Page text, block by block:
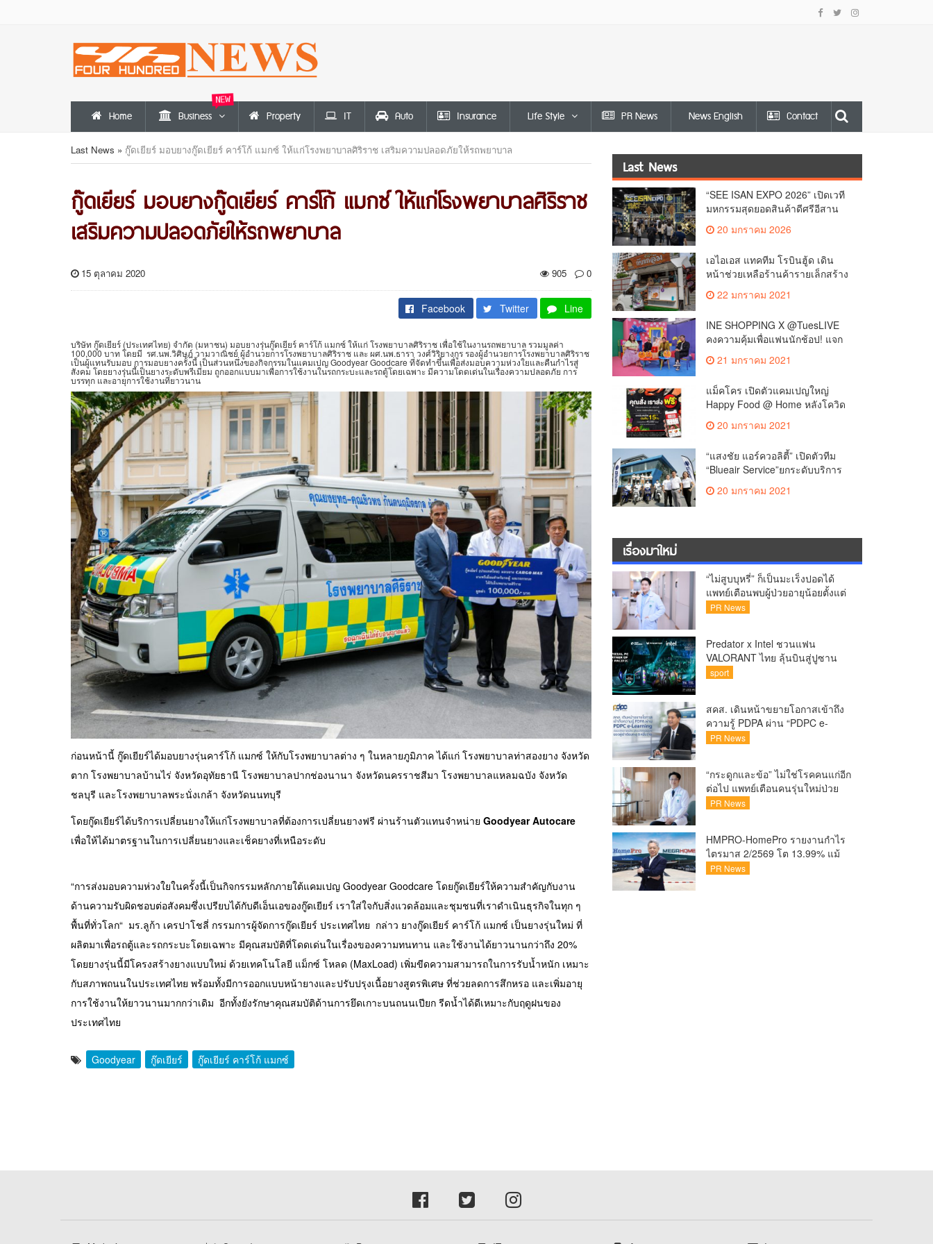
Home Business
NEW
Property IT Auto Insurance Life Style PR News News English Contact
Last News » กู๊ดเยียร์ มอบยางกู๊ดเยียร์ คาร์โก้ แมกซ์ ให้แก่โรงพยาบาลศิริราช เสริมความปลอดภัยให้รถพยาบาล
กู๊ดเยียร์ มอบยางกู๊ดเยียร์ คาร์โก้ แมกซ์ ให้แก่โรงพยาบาลศิริราช
เสริมความปลอดภัยให้รถพยาบาล
15 ตุลาคม 2020 905 0
Facebook Twitter Line
บริษัท กู๊ดเยียร์ (ประเทศไทย) จำกัด (มหาชน) มอบยางรุ่นกู๊ดเยียร์ คาร์โก้ แมกซ์ ให้แก่ โรงพยาบาลศิริราช เพื่อใช้ในงานรถพยาบาล รวมมูลค่า
100,000 บาท โดยมี รศ.นพ.วิศิษฎ์ วามวาณิชย์ ผู้อำนวยการโรงพยาบาลศิริราช และ ผศ.นพ.ธารา วงศ์วิริยางกูร รองผู้อำนวยการโรงพยาบาลศิริราช
เป็นผู้แทนรับมอบ การมอบยางครั้งนี้ เป็นส่วนหนึ่งของกิจกรรมในแคมเปญ Goodyear Goodcare ที่จัดทำขึ้นเพื่อส่งมอบความห่วงใยและคืนกำไรสู่
สังคม โดยยางรุ่นนี้เป็นยางระดับพรีเมี่ยม ถูกออกแบบมาเพื่อการใช้งานในรถกระบะและรถตู้โดยเฉพาะ มีความโดดเด่นในเรื่องความปลอดภัย การ
บรรทุก และอายุการใช้งานที่ยาวนาน
ก่อนหน้านี้ กู๊ดเยียร์ได้มอบยางรุ่นคาร์โก้ แมกซ์ ให้กับโรงพยาบาลต่าง ๆ ในหลายภูมิภาค ได้แก่ โรงพยาบาลท่าสองยาง จังหวัด
ตาก โรงพยาบาลบ้านไร่ จังหวัดอุทัยธานี โรงพยาบาลปากช่องนานา จังหวัดนครราชสีมา โรงพยาบาลแหลมฉบัง จังหวัด
ชลบุรี และโรงพยาบาลพระนั่งเกล้า จังหวัดนนทบุรี
โดยกู๊ดเยียร์ได้บริการเปลี่ยนยางให้แก่โรงพยาบาลที่ต้องการเปลี่ยนยางฟรี ผ่านร้านตัวแทนจำหน่าย Goodyear Autocare
เพื่อให้ได้มาตรฐานในการเปลี่ยนยางและเช็คยางที่เหนือระดับ
“การส่งมอบความห่วงใยในครั้งนี้เป็นกิจกรรมหลักภายใต้แคมเปญ Goodyear Goodcare โดยกู๊ดเยียร์ให้ความสำคัญกับงาน
ด้านความรับผิดชอบต่อสังคมซึ่งเปรียบได้กับดีเอ็นเอของกู๊ดเยียร์ เราใส่ใจกับสิ่งแวดล้อมและชุมชนที่เราดำเนินธุรกิจในทุก ๆ
พื้นที่ทั่วโลก“ มร.ลูก้า เครปาโชลี่ กรรมการผู้จัดการกู๊ดเยียร์ ประเทศไทย กล่าว ยางกู๊ดเยียร์ คาร์โก้ แมกซ์ เป็นยางรุ่นใหม่ ที่
ผลิตมาเพื่อรถตู้และรถกระบะโดยเฉพาะ มีคุณสมบัติที่โดดเด่นในเรื่องของความทนทาน และใช้งานได้ยาวนานกว่าถึง 20%
โดยยางรุ่นนี้มีโครงสร้างยางแบบใหม่ ด้วยเทคโนโลยี แม็กซ์ โหลด (MaxLoad) เพิ่มขีดความสามารถในการรับน้ำหนัก เหมาะ
กับสภาพถนนในประเทศไทย พร้อมทั้งมีการออกแบบหน้ายางและปรับปรุงเนื้อยางสูตรพิเศษ ที่ช่วยลดการสึกหรอ และเพิ่มอายุ
การใช้งานให้ยาวนานมากกว่าเดิม อีกทั้งยังรักษาคุณสมบัติด้านการยึดเกาะบนถนนเปียก รีดน้ำได้ดีเหมาะกับฤดูฝนของ
ประเทศไทย
Goodyear กู๊ดเยียร์ กู๊ดเยียร์ คาร์โก้ แมกซ์
Last News
“SEE ISAN EXPO 2026” เปิดเวที
มหกรรมสุดยอดสินค้าดีศรีอีสาน
เชื่อมเศรษฐกิจฐานรากสู่ตลาด
สากล20 มกราคม 2026
เอไอเอส แทคทีม โรบินฮู้ด เดิน
หน้าช่วยเหลือร้านค้ารายเล็กสร้าง
รายได้ฝ่าวิกฤตโควิด พร้อมจัดสิทธิ
พิเศษส่วนลดสุดปัง ให้ลูกค้าอิ่ม
แน่นอน
22 มกราคม 2021
INE SHOPPING X @TuesLIVE
คงความคุ้มเพื่อแฟนนักช้อป! แจก
คูปองต่อเนื่อง พร้อมปักหมุดกลับมา
ชมไลฟ์พร้อมกันอีกครั้ง เริ่ม 4
21 มกราคม 2021
แม็คโคร เปิดตัวแคมเปญใหญ่
Happy Food @ Home หลังโควิด
ระลอกใหม่
20 มกราคม 2021
“แสงชัย แอร์ควอลิตี้” เปิดตัวทีม
“Blueair Service”ยกระดับบริการ
หลังการขาย เครื่องฟอกอากาศ
สัญชาติสวีเดน หวังพาคนไทยฝ่า
20 มกราคม 2021
เรื่องมาใหม่
“ไม่สูบบุหรี่” ก็เป็นมะเร็งปอดได้
แพทย์เตือนพบผู้ป่วยอายุน้อยตั้งแต่
วัย 35 ปีเพิ่มขึ้นคนไทยกว่า 70%
PR News
Predator x Intel ชวนแฟน
VALORANT ไทย ลุ้นบินสู่ปูซาน
เชียร์ศึก VCT Pacific Finals Busan
สู่ปูซาน แบบติดขอบสนาม พร้อม
กิจกรรมสุดพิเศษตลอดทัวร์นาเมนต์
sport
สคส. เดินหน้าขยายโอกาสเข้าถึง
ความรู้ PDPA ผ่าน “PDPC e-
Learning” เรียนฟรี ทุกที่ ทุกเวลา
ปลอดภัย เผยยอดผู้เข้าเรียนล่าสุด
ทะลุ 8 หมื่นรายแล้ว
PR News
“กระดูกและข้อ” ไม่ใช่โรคคนแก่อีก
ต่อไป แพทย์เตือนคนรุ่นใหม่ป่วย
เพิ่ม 20-30% เสี่ยง ‘ข้อเข่าเสื่อม
PR News
HMPRO-HomePro รายงานกำไร
ไตรมาส 2/2569 โต 13.99% แม้
เศรษฐกิจผันผวนเดินหน้าขยาย
PR News